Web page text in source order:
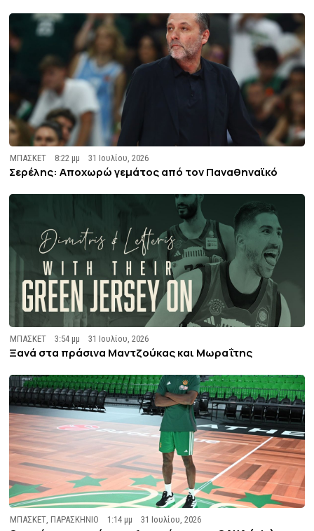
ΜΠΑΣΚΕΤ 8:22 μμ 31 Ιουλίου, 2026
Σερέλης: Αποχωρώ γεμάτος από τον Παναθηναϊκό
ΜΠΑΣΚΕΤ 3:54 μμ 31 Ιουλίου, 2026
Ξανά στα πράσινα Μαντζούκας και Μωραΐτης
ΜΠΑΣΚΕΤ,ΠΑΡΑΣΚΗΝΙΟ 1:14 μμ 31 Ιουλίου, 2026